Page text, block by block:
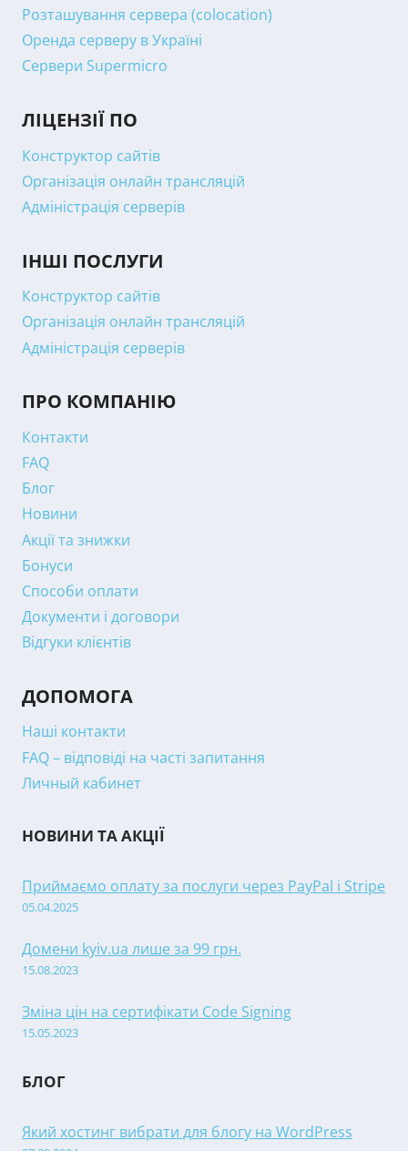
Розташування сервера (colocation)
Оренда серверу в Україні
Сервери Supermicro
ЛІЦЕНЗІЇ ПО
Конструктор сайтів
Організація онлайн трансляцій
Адміністрація серверів
ІНШІ ПОСЛУГИ
Конструктор сайтів
Організація онлайн трансляцій
Адміністрація серверів
ПРО КОМПАНІЮ
Контакти
FAQ
Блог
Новини
Акції та знижки
Бонуси
Способи оплати
Документи і договори
Відгуки клієнтів
ДОПОМОГА
Наші контакти
FAQ – відповіді на часті запитання
Личный кабинет
НОВИНИ ТА АКЦІЇ
Приймаємо оплату за послуги через PayPal і Stripe
05.04.2025
Домени kyiv.ua лише за 99 грн.
15.08.2023
Зміна цін на сертифікати Code Signing
15.05.2023
БЛОГ
Який хостинг вибрати для блогу на WordPress